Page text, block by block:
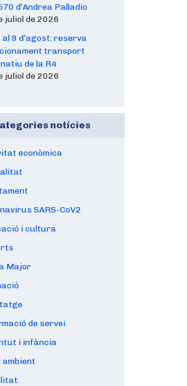
d’Andrea Palladio
juliol de 2026
al 9 d’agost: reserva
transport
de la R4
juliol de 2026
notícies
econòmica
SARS-CoV2
i cultura
Major
de servei
i infància
ambient